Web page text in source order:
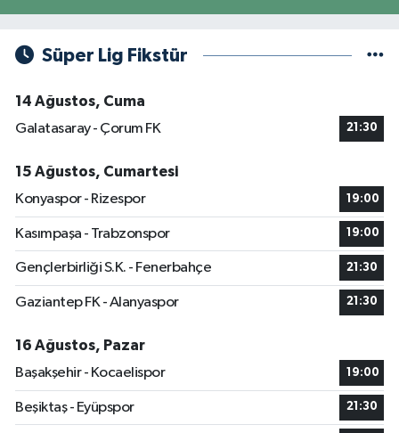
Süper Lig Fikstür
14 Ağustos, Cuma
Galatasaray - Çorum FK
21:30
15 Ağustos, Cumartesi
Konyaspor - Rizespor
19:00
Kasımpaşa - Trabzonspor 19:00
Gençlerbirliği S.K. - Fenerbahçe 21:30
Gaziantep FK - Alanyaspor 21:30
16 Ağustos, Pazar
Başakşehir - Kocaelispor
19:00
Beşiktaş - Eyüpspor 21:30